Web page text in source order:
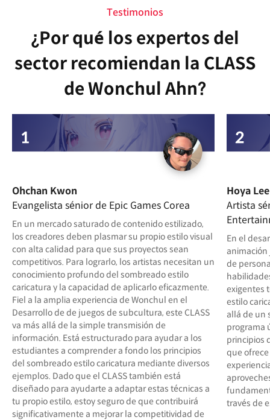
Testimonios
¿Por qué los expertos del
sector recomiendan la CLASS
de Wonchul Ahn?
Ohchan Kwon
Evangelista sénior de Epic Games Corea
En un mercado saturado de contenido estilizado,
los creadores deben plasmar su propio estilo visual
con alta calidad para que sus proyectos sean
competitivos. Para lograrlo, los artistas necesitan un
conocimiento profundo del sombreado estilo
caricatura y la capacidad de aplicarlo eficazmente.
Fiel a la amplia experiencia de Wonchul en el
Desarrollo de de juegos de subcultura, este CLASS
va más allá de la simple transmisión de
información. Está estructurado para ayudar a los
estudiantes a comprender a fondo los principios
del sombreado estilo caricatura mediante diversos
ejemplos. Dado que el CLASS también está
diseñado para ayudarte a adaptar estas técnicas a
tu propio estilo, estoy seguro de que contribuirá
significativamente a mejorar la competitividad de
Hoya Lee
Artista
En el
de
exigentes
estilo
allá de un
programa
principios
que
través de